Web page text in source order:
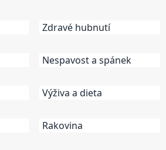
Zdravé hubnutí
Nespavost a spánek
Výživa a dieta
Rakovina